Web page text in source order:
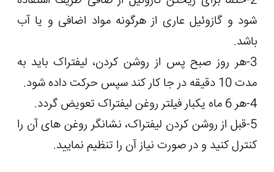
شود و گازوئیل عاری از هرگونه مواد اضافی و یا آب
باشد.
3-هر روز صبح پس از روشن کردن، لیفتراک باید به
مدت 10 دقیقه در جا کار کند سپس حرکت داده شود.
4-هر 6 ماه یکبار فیلتر روغن لیفتراک تعویض گردد.
5-قبل از روشن کردن لیفتراک، نشانگر روغن های آن را
کنترل کنید و در صورت نیاز آن را تنظیم نمایید.